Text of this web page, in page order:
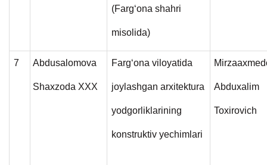
(Farg‘ona shahri
misolida)
7 Abdusalomova
Shaxzoda XXX
Farg‘ona viloyatida
joylashgan arxitektura
yodgorliklarining
konstruktiv yechimlari
Abduxalim
Toxirovich